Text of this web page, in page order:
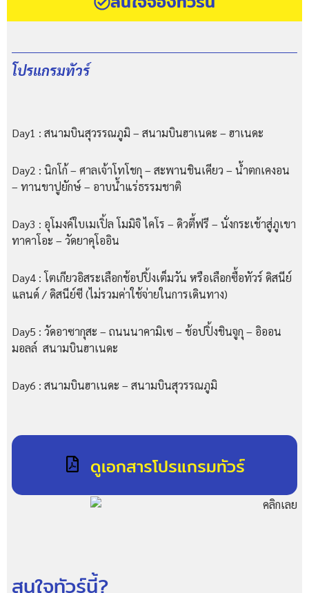
โปรแกรมทัวร์
Day1 : สนามบินสุวรรณภูมิ – สนามบินฮาเนดะ – ฮาเนดะ
Day2 : นิกโก้ – ศาลเจ้าโทโชกุ – สะพานชินเคียว – น้ําตกเคงอน
– ทานขาปูยักษ์ – อาบน้ําแร่ธรรมชาติ
Day3 : อุโมงค์ใบเมเปิ้ล โมมิจิ ไคโร – ดิวตี้ฟรี – นั่งกระเช้าสู่ภูเขา
ทาคาโอะ – วัดยาคุโออิน
Day4 : โตเกียวอิสระเลือกช้อปปิ้งเต็มวัน หรือเลือกซื้อทัวร์ ดิสนีย์
แลนด์ / ดิสนีย์ซี (ไม่รวมค่าใช้จ่ายในการเดินทาง)
Day5 : วัดอาซากุสะ – ถนนนาคามิเซ – ช้อปปิ้งชินจูกุ – อิออน
มอลล์ สนามบินฮาเนดะ
Day6 : สนามบินฮาเนดะ – สนามบินสุวรรณภูมิ
ดูเอกสารโปรแกรมทัวร์
สนใจทัวร์นี้?